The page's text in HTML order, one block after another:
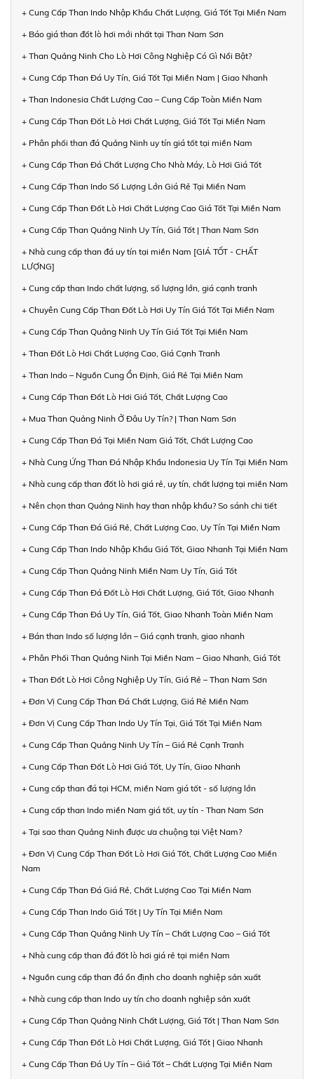
+ Cung Cấp Than Indo Nhập Khẩu Chất Lượng, Giá Tốt Tại Miền Nam
+ Báo giá than đốt lò hơi mới nhất tại Than Nam Sơn
+ Than Quảng Ninh Cho Lò Hơi Công Nghiệp Có Gì Nổi Bật?
+ Cung Cấp Than Đá Uy Tín, Giá Tốt Tại Miền Nam | Giao Nhanh
+ Than Indonesia Chất Lượng Cao – Cung Cấp Toàn Miền Nam
+ Cung Cấp Than Đốt Lò Hơi Chất Lượng, Giá Tốt Tại Miền Nam
+ Phân phối than đá Quảng Ninh uy tín giá tốt tại miền Nam
+ Cung Cấp Than Đá Chất Lượng Cho Nhà Máy, Lò Hơi Giá Tốt
+ Cung Cấp Than Indo Số Lượng Lớn Giá Rẻ Tại Miền Nam
+ Cung Cấp Than Đốt Lò Hơi Chất Lượng Cao Giá Tốt Tại Miền Nam
+ Cung Cấp Than Quảng Ninh Uy Tín, Giá Tốt | Than Nam Sơn
+ Nhà cung cấp than đá uy tín tại miền Nam [GIÁ TỐT - CHẤT
LƯỢNG]
+ Cung cấp than Indo chất lượng, số lượng lớn, giá cạnh tranh
+ Chuyên Cung Cấp Than Đốt Lò Hơi Uy Tín Giá Tốt Tại Miền Nam
+ Cung Cấp Than Quảng Ninh Uy Tín Giá Tốt Tại Miền Nam
+ Than Đốt Lò Hơi Chất Lượng Cao, Giá Cạnh Tranh
+ Than Indo – Nguồn Cung Ổn Định, Giá Rẻ Tại Miền Nam
+ Cung Cấp Than Đốt Lò Hơi Giá Tốt, Chất Lượng Cao
+ Mua Than Quảng Ninh Ở Đâu Uy Tín? | Than Nam Sơn
+ Cung Cấp Than Đá Tại Miền Nam Giá Tốt, Chất Lượng Cao
+ Nhà Cung Ứng Than Đá Nhập Khẩu Indonesia Uy Tín Tại Miền Nam
+ Nhà cung cấp than đốt lò hơi giá rẻ, uy tín, chất lượng tại miền Nam
+ Nên chọn than Quảng Ninh hay than nhập khẩu? So sánh chi tiết
+ Cung Cấp Than Đá Giá Rẻ, Chất Lượng Cao, Uy Tín Tại Miền Nam
+ Cung Cấp Than Indo Nhập Khẩu Giá Tốt, Giao Nhanh Tại Miền Nam
+ Cung Cấp Than Quảng Ninh Miền Nam Uy Tín, Giá Tốt
+ Cung Cấp Than Đá Đốt Lò Hơi Chất Lượng, Giá Tốt, Giao Nhanh
+ Cung Cấp Than Đá Uy Tín, Giá Tốt, Giao Nhanh Toàn Miền Nam
+ Bán than Indo số lượng lớn – Giá cạnh tranh, giao nhanh
+ Phân Phối Than Quảng Ninh Tại Miền Nam – Giao Nhanh, Giá Tốt
+ Than Đốt Lò Hơi Công Nghiệp Uy Tín, Giá Rẻ – Than Nam Sơn
+ Đơn Vị Cung Cấp Than Đá Chất Lượng, Giá Rẻ Miền Nam
+ Đơn Vị Cung Cấp Than Indo Uy Tín Tại, Giá Tốt Tại Miền Nam
+ Cung Cấp Than Quảng Ninh Uy Tín – Giá Rẻ Cạnh Tranh
+ Cung Cấp Than Đốt Lò Hơi Giá Tốt, Uy Tín, Giao Nhanh
+ Cung cấp than đá tại HCM, miền Nam giá tốt - số lượng lớn
+ Cung cấp than Indo miền Nam giá tốt, uy tín - Than Nam Sơn
+ Tại sao than Quảng Ninh được ưa chuộng tại Việt Nam?
+ Đơn Vị Cung Cấp Than Đốt Lò Hơi Giá Tốt, Chất Lượng Cao Miền
Nam
+ Cung Cấp Than Đá Giá Rẻ, Chất Lượng Cao Tại Miền Nam
+ Cung Cấp Than Indo Giá Tốt | Uy Tín Tại Miền Nam
+ Cung Cấp Than Quảng Ninh Uy Tín – Chất Lượng Cao – Giá Tốt
+ Nhà cung cấp than đá đốt lò hơi giá rẻ tại miền Nam
+ Nguồn cung cấp than đá ổn định cho doanh nghiệp sản xuất
+ Nhà cung cấp than Indo uy tín cho doanh nghiệp sản xuất
+ Cung Cấp Than Quảng Ninh Chất Lượng, Giá Tốt | Than Nam Sơn
+ Cung Cấp Than Đốt Lò Hơi Chất Lượng, Giá Tốt | Giao Nhanh
+ Cung Cấp Than Đá Uy Tín – Giá Tốt – Chất Lượng Tại Miền Nam